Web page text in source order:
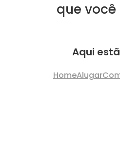
que
Aqui
HomeAlugar